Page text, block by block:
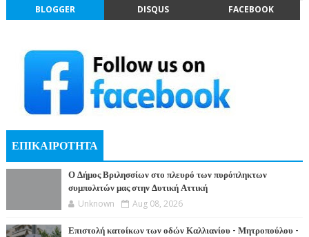
BLOGGER DISQUS FACEBOOK
ΕΠΙΚΑΙΡΟΤΗΤΑ
Ο Δήμος Βριλησσίων στο πλευρό των πυρόπληκτων
συμπολιτών μας στην Δυτική Αττική
Unknown Aug 08, 2026
Επιστολή κατοίκων των οδών Καλλιανίου - Μητροπούλου -